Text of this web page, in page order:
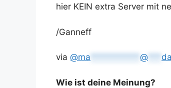
hier KEIN extra Server mit
/Ganneff
via @ma @
Wie ist deine Meinung?